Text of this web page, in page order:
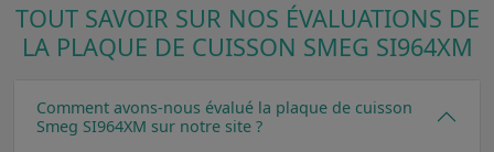
TOUT SAVOIR SUR NOS ÉVALUATIONS DE
LA PLAQUE DE CUISSON SMEG SI964XM
Comment avons-nous évalué la plaque de cuisson
Smeg SI964XM sur notre site ?